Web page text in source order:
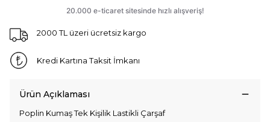
2000 TL üzeri ücretsiz kargo
Kredi Kartına Taksit İmkanı
Ürün Açıklaması
Poplin Kumaş Tek Kişilik Lastikli Çarşaf